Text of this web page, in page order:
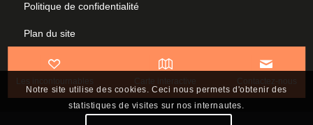
Les incontournables Carte interactive Contactez-nous
Politique de confidentialité
Plan du site
Mentions légales
Nous contacter
Notre site utilise des cookies. Ceci nous permets d'obtenir des
statistiques de visites sur nos internautes.